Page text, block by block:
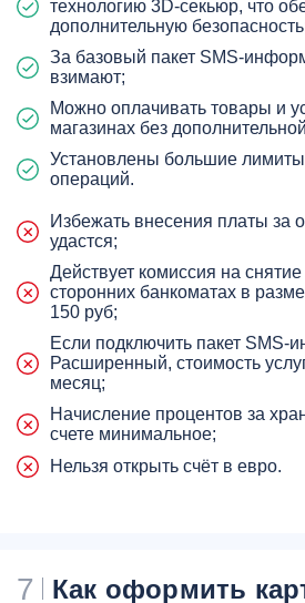
технологию 3D-секьюр, что
дополнительную
За базовый пакет SMS-
взимают;
Можно оплачивать товары и
магазинах без
Установлены большие
операций.
Избежать внесения платы за
удастся;
Действует комиссия на
сторонних банкоматах в
150 руб;
Если подключить пакет SMS-
Расширенный, стоимость
месяц;
Начисление процентов за
счете минимальное;
Нельзя открыть счёт в евро.
7 Как оформить